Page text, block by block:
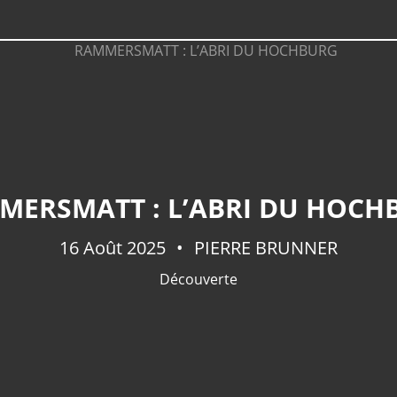
: L’ABRI DU
16 Août 2025 PIERRE BRUNNER
Découverte